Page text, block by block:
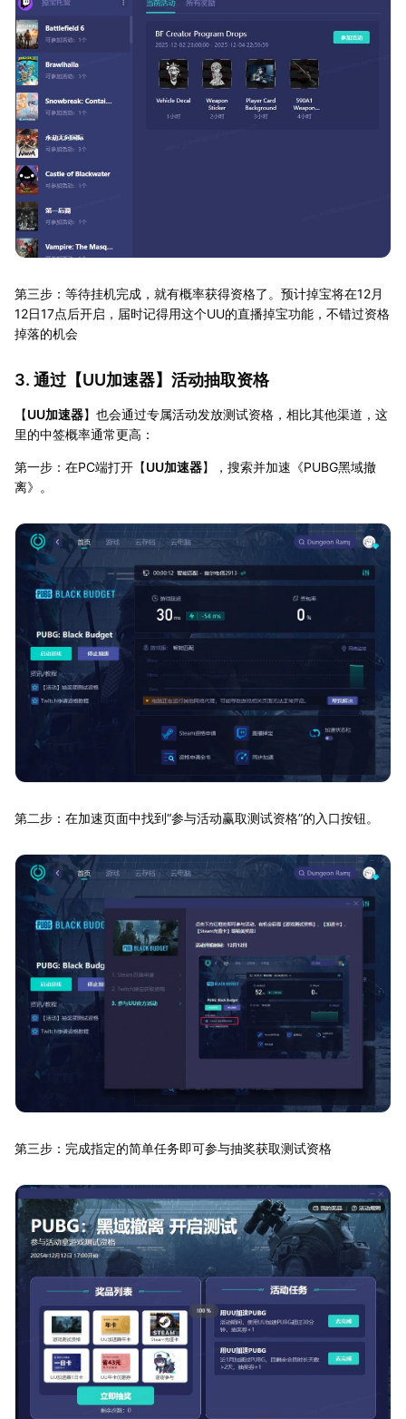
第三步：等待挂机完成，就有概率获得资格了。预计掉宝将在12月
12日17点后开启，届时记得用这个UU的直播掉宝功能，不错过资格
掉落的机会
3. 通过【UU加速器】活动抽取资格
【UU加速器】也会通过专属活动发放测试资格，相比其他渠道，这
里的中签概率通常更高：
第一步：在PC端打开【UU加速器】，搜索并加速《PUBG黑域撤
离》。
第二步：在加速页面中找到“参与活动赢取测试资格”的入口按钮。
第三步：完成指定的简单任务即可参与抽奖获取测试资格